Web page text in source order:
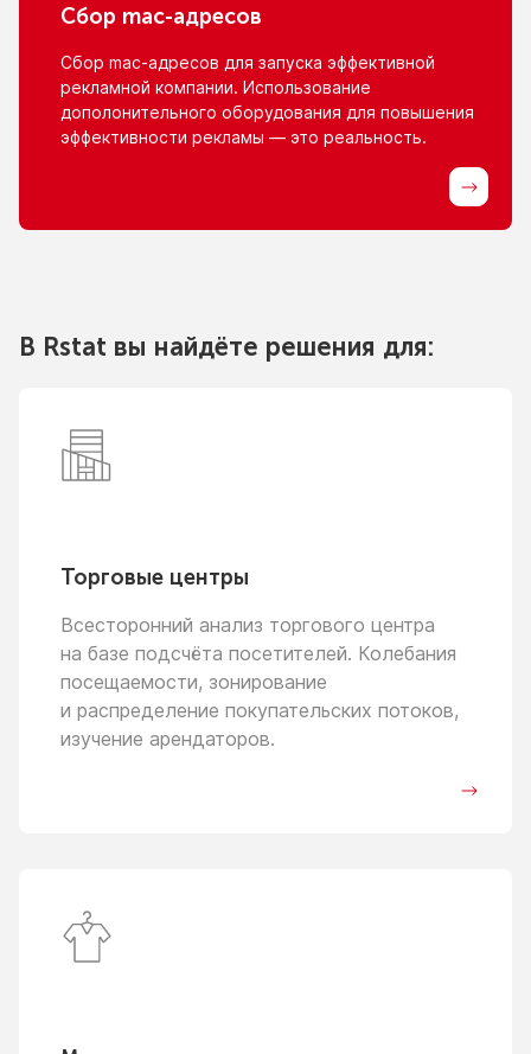
Сбор mac-адресов
Сбор mac-адресов для запуска эффективной
рекламной компании. Использование
дополонительного оборудования для повышения
эффективности рекламы — это реальность.
В Rstat вы найдёте решения для:
Торговые центры
Всесторонний анализ торгового центра
на базе подсчёта посетителей. Колебания
посещаемости, зонирование
и распределение покупательских потоков,
изучение арендаторов.